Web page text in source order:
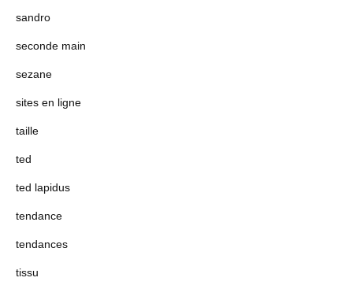
sandro
seconde main
sezane
sites en ligne
taille
ted
ted lapidus
tendance
tendances
tissu